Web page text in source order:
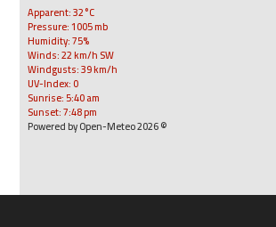
Apparent: 32°C
Pressure: 1005 mb
Humidity: 75%
Winds: 22 km/h SW
Windgusts: 39 km/h
UV-Index: 0
Sunrise: 5:40 am
Sunset: 7:48 pm
© 2026 Powered by Open-Meteo